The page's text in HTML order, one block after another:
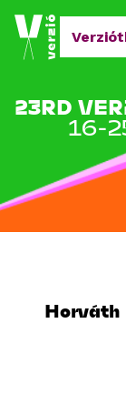
23RD
16-
Horváth